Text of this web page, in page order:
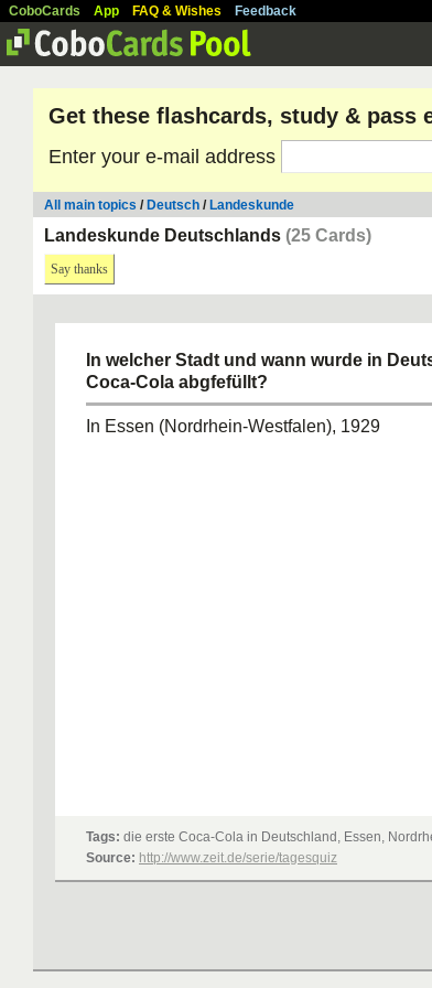
CoboCards App FAQ & Wishes Feedback
Get these flashcards, study & pass
Enter your e-mail address
All main topics / Deutsch / Landeskunde
Landeskunde Deutschlands (25 Cards)
Say thanks
In welcher Stadt und wann wurde in
Coca-Cola abgfefüllt?
In Essen (Nordrhein-Westfalen), 1929
Tags: die erste Coca-Cola in Deutschland, Essen,
Source: http://www.zeit.de/serie/tagesquiz